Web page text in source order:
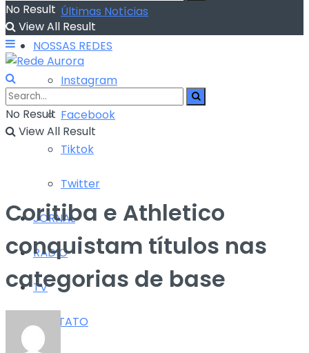
Últimas Notícias
NOSSAS REDES
Instagram
Facebook
Tiktok
Twitter
JORNAL
RÁDIO
TV
CONTATO
No Result
View All Result
No Result
View All Result
Coritiba e Athletico
conquistam títulos nas
categorias de base